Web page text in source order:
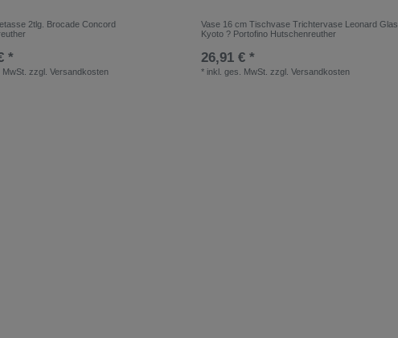
2tlg. Brocade Concord
*
zzgl.Versandkosten
Vase 16 cm Tischvase Trichtervase Leonard Glas
Kyoto ? Portofino Hutschenreuther
26,91 € *
* inkl. ges. MwSt. zzgl.Versandkosten